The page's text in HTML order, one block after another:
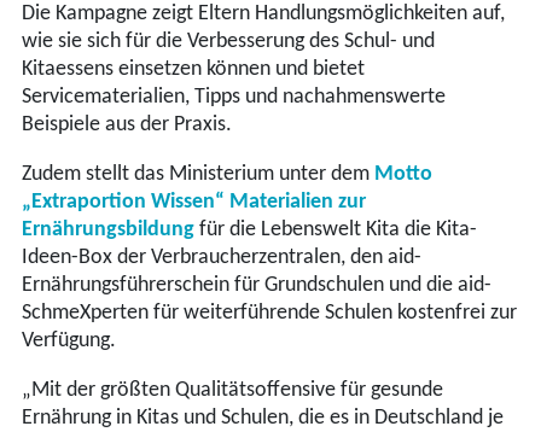
Die Kampagne zeigt Eltern Handlungsmöglichkeiten auf,
wie sie sich für die Verbesserung des Schul- und
Kitaessens einsetzen können und bietet
Servicematerialien, Tipps und nachahmenswerte
Beispiele aus der Praxis.
Zudem stellt das Ministerium unter dem Motto
„Extraportion Wissen“ Materialien zur
Ernährungsbildung für die Lebenswelt Kita die Kita-
Ideen-Box der Verbraucherzentralen, den aid-
Ernährungsführerschein für Grundschulen und die aid-
SchmeXperten für weiterführende Schulen kostenfrei zur
Verfügung.
„Mit der größten Qualitätsoffensive für gesunde
Ernährung in Kitas und Schulen, die es in Deutschland je